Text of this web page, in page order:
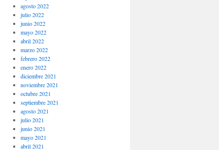
agosto 2022
julio 2022
junio 2022
mayo 2022
abril 2022
marzo 2022
febrero 2022
enero 2022
diciembre 2021
noviembre 2021
octubre 2021
septiembre 2021
agosto 2021
julio 2021
junio 2021
mayo 2021
abril 2021